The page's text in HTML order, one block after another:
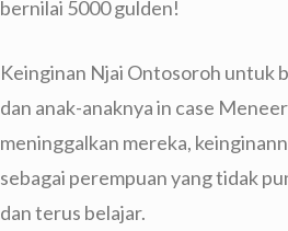
bernilai 5000 gulden!
Keinginan Njai Ontosoroh untuk
dan anak-anaknya in case
meninggalkan mereka,
sebagai perempuan yang tidak
dan terus belajar.